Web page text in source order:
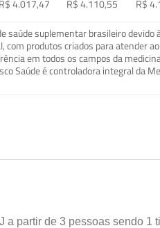
R$ 4.017,47 R$ 4.110,55 R$
suplementar brasileiro
produtos criados para
em todos os campos da
Saúde é controladora integral da
partir de 3 pessoas sendo 1